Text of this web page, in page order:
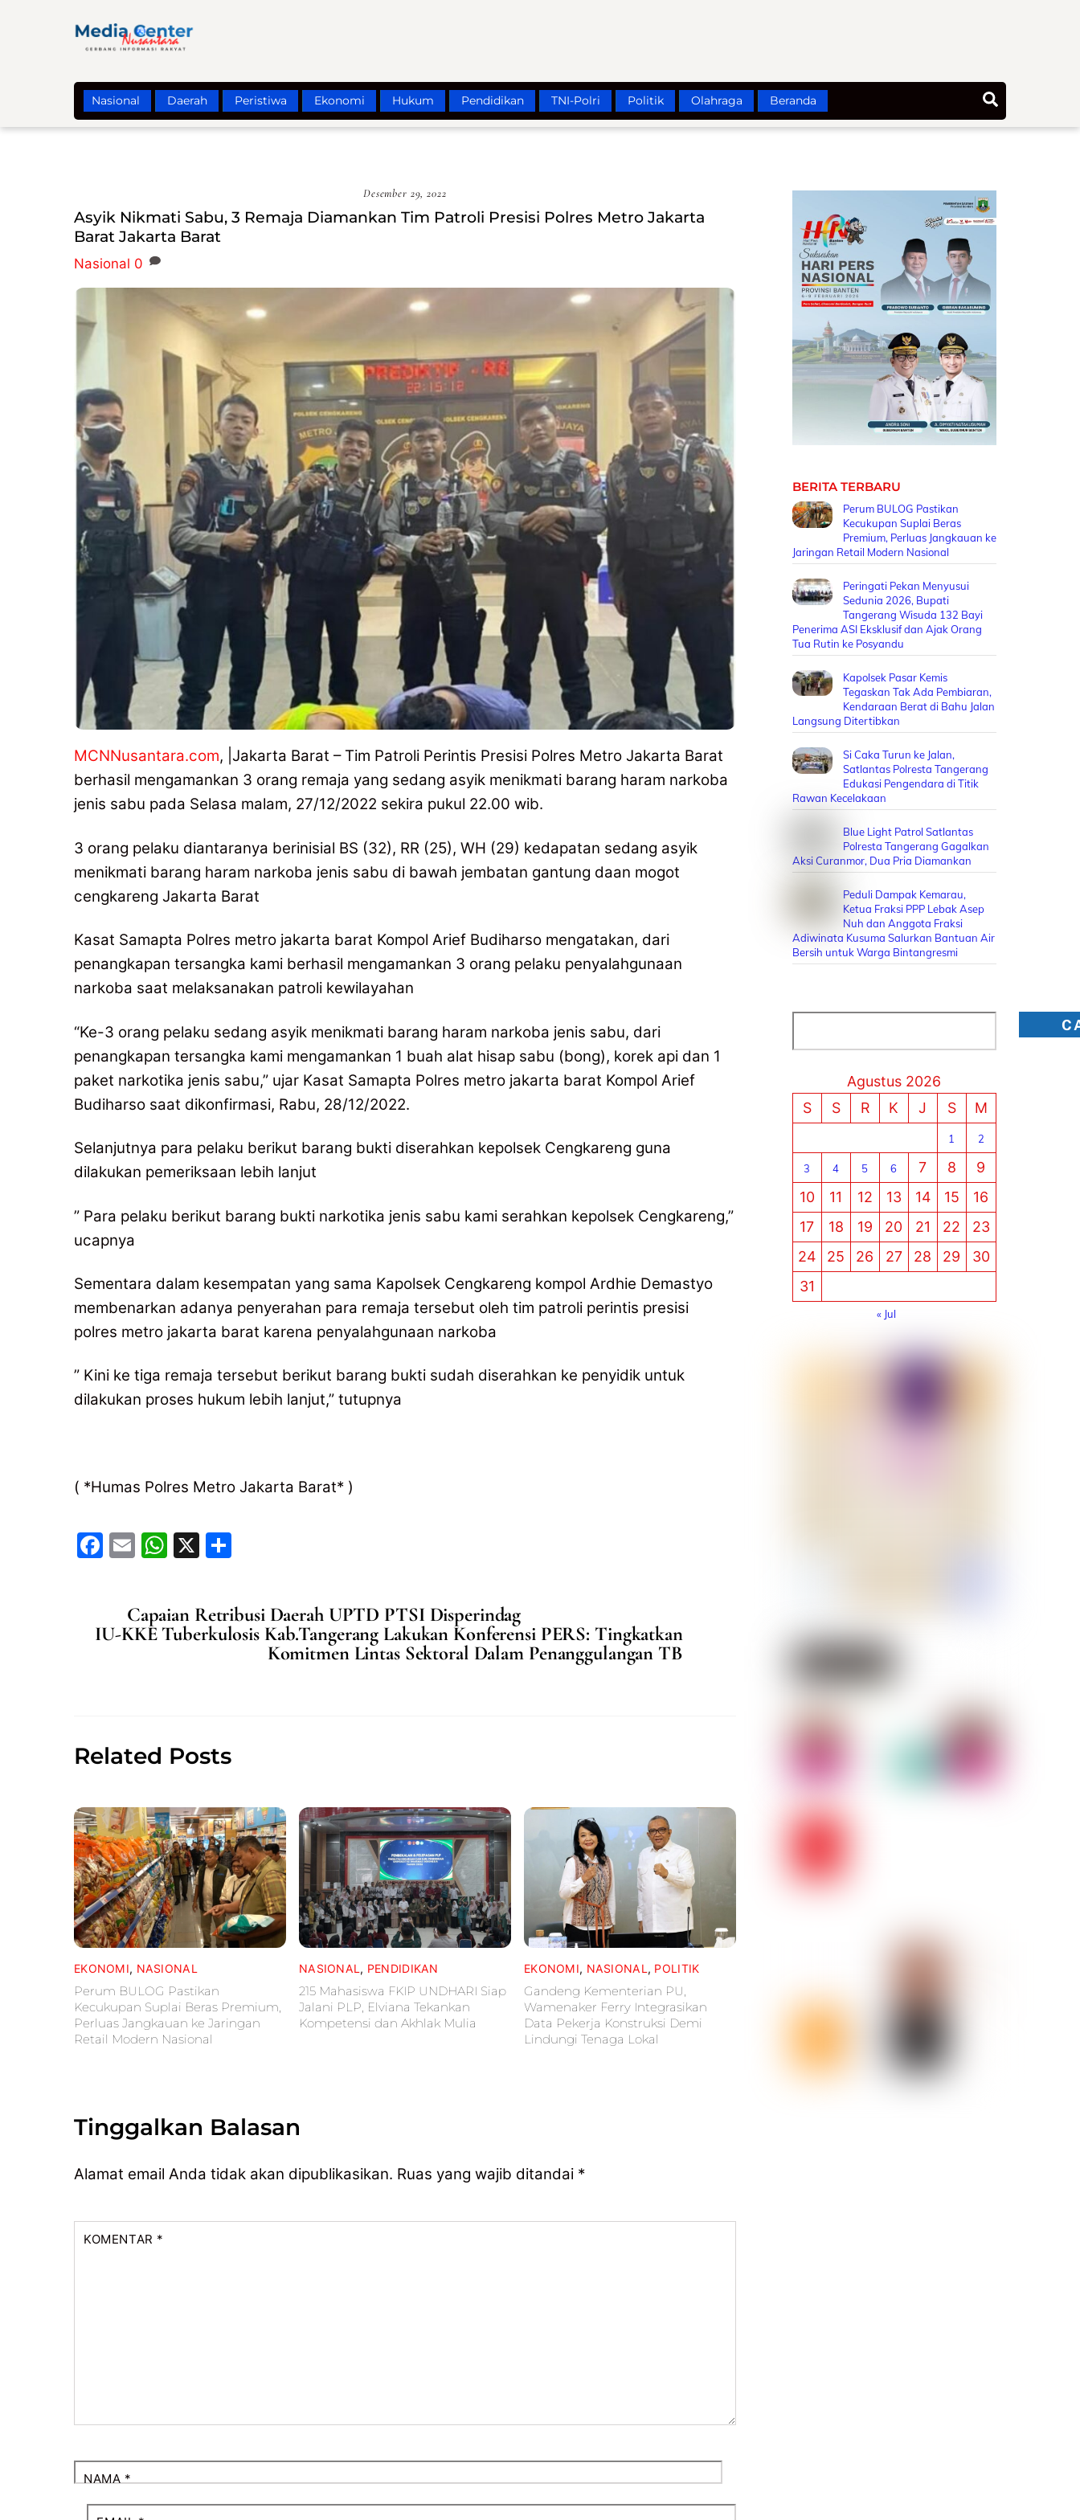
Nasional Daerah Peristiwa Ekonomi Hukum Pendidikan TNI-Polri Politik Olahraga Beranda
Desember 29, 2022
Asyik Nikmati Sabu, 3 Remaja Diamankan Tim Patroli Presisi Polres Metro Jakarta
Barat Jakarta Barat
Nasional 0
MCNNusantara.com, |Jakarta Barat – Tim Patroli Perintis Presisi Polres Metro Jakarta Barat
berhasil mengamankan 3 orang remaja yang sedang asyik menikmati barang haram narkoba
jenis sabu pada Selasa malam, 27/12/2022 sekira pukul 22.00 wib.
3 orang pelaku diantaranya berinisial BS (32), RR (25), WH (29) kedapatan sedang asyik
menikmati barang haram narkoba jenis sabu di bawah jembatan gantung daan mogot
cengkareng Jakarta Barat
Kasat Samapta Polres metro jakarta barat Kompol Arief Budiharso mengatakan, dari
penangkapan tersangka kami berhasil mengamankan 3 orang pelaku penyalahgunaan
narkoba saat melaksanakan patroli kewilayahan
“Ke-3 orang pelaku sedang asyik menikmati barang haram narkoba jenis sabu, dari
penangkapan tersangka kami mengamankan 1 buah alat hisap sabu (bong), korek api dan 1
paket narkotika jenis sabu,” ujar Kasat Samapta Polres metro jakarta barat Kompol Arief
Budiharso saat dikonfirmasi, Rabu, 28/12/2022.
Selanjutnya para pelaku berikut barang bukti diserahkan kepolsek Cengkareng guna
dilakukan pemeriksaan lebih lanjut
” Para pelaku berikut barang bukti narkotika jenis sabu kami serahkan kepolsek Cengkareng,”
ucapnya
Sementara dalam kesempatan yang sama Kapolsek Cengkareng kompol Ardhie Demastyo
membenarkan adanya penyerahan para remaja tersebut oleh tim patroli perintis presisi
polres metro jakarta barat karena penyalahgunaan narkoba
” Kini ke tiga remaja tersebut berikut barang bukti sudah diserahkan ke penyidik untuk
dilakukan proses hukum lebih lanjut,” tutupnya
( *Humas Polres Metro Jakarta Barat* )
F
e
b
E
l
W
s
A
X
e
Capaian Retribusi Daerah UPTD PTSI Disperindag
IU-KKE Tuberkulosis Kab.Tangerang Lakukan Konferensi PERS: Tingkatkan
Komitmen Lintas Sektoral Dalam Penanggulangan TB
Related Posts
EKONOMI, NASIONAL
Perum BULOG Pastikan
Kecukupan Suplai Beras Premium,
Perluas Jangkauan ke Jaringan
Retail Modern Nasional
NASIONAL , PENDIDIKAN
215 Mahasiswa FKIP UNDHARI Siap
Jalani PLP, Elviana Tekankan
Kompetensi dan Akhlak Mulia
EKONOMI, NASIONAL , POLITIK
Gandeng Kementerian PU,
Wamenaker Ferry Integrasikan
Data Pekerja Konstruksi Demi
Lindungi Tenaga Lokal
Tinggalkan Balasan
Alamat email Anda tidak akan dipublikasikan. Ruas yang wajib ditandai *
KOMENTAR *
NAMA*
BERITA TERBARU
Perum BULOG Pastikan
Kecukupan Suplai Beras
Premium, Perluas Jangkauan ke
Jaringan Retail Modern Nasional
Peringati Pekan Menyusui
Sedunia 2026, Bupati
Tangerang Wisuda 132 Bayi
Penerima ASI Eksklusif dan Ajak Orang
Tua Rutin ke Posyandu
Kapolsek Pasar Kemis
Tegaskan Tak Ada Pembiaran,
Kendaraan Berat di Bahu Jalan
Langsung Ditertibkan
Si Caka Turun ke Jalan,
Satlantas Polresta Tangerang
Edukasi Pengendara di Titik
Rawan Kecelakaan
Blue Light Patrol Satlantas
Polresta Tangerang Gagalkan
Aksi Curanmor, Dua Pria Diamankan
Peduli Dampak Kemarau,
Ketua Fraksi PPP Lebak Asep
Nuh dan Anggota Fraksi
Adiwinata Kusuma Salurkan Bantuan Air
Bersih untuk Warga Bintangresmi
Agustus 2026
S
S R K J S M
1 2
3 4 5 6 7 8
9
10
11 12 13 14 15
16
17
18 19 20 21 22
23
24
25 26 27 28 29
30
31
« Jul